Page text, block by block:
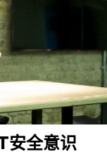
安全意识